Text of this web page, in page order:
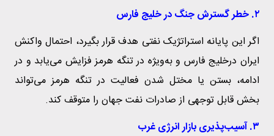
۲. خطر گسترش جنگ در خلیج فارس
اگر این پایانه استراتژیک نفتی هدف قرار بگیرد، احتمال واکنش
ایران درخلیج فارس و به‌ویژه در تنگه هرمز فزایش می‌یابد و در
ادامه، بستن یا مختل شدن فعالیت در تنگه هرمز می‌تواند
بخش قابل توجهی از صادرات نفت جهان را متوقف کند.
۳. آسیب‌پذیری بازار انرژی غرب